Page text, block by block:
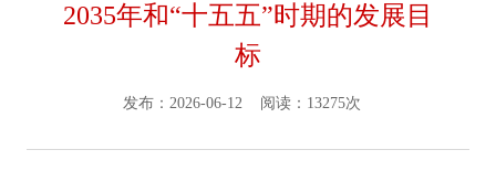
2035年和“十五五”时期的发展目
标
发布：2026-06-12 阅读：13275次